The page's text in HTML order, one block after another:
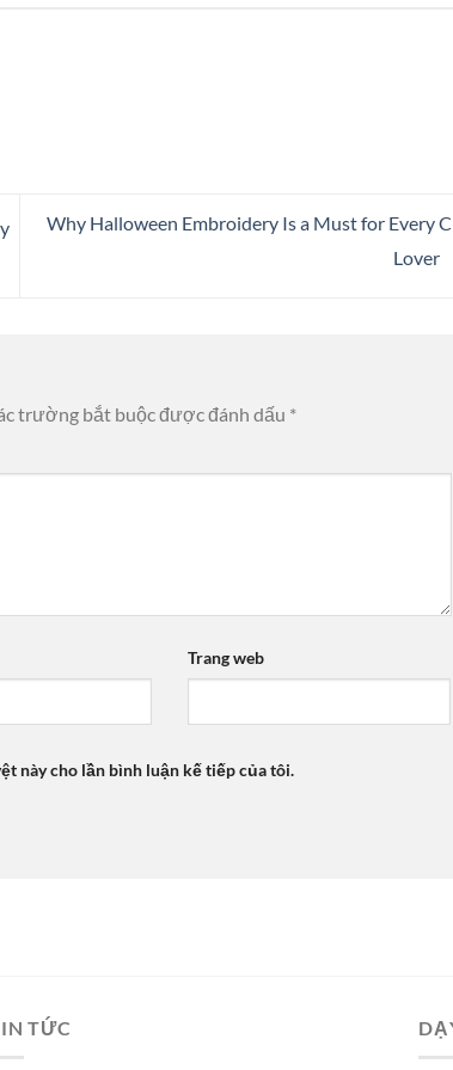
Why Halloween Embroidery Is a Must for Every
Lover
trường bắt buộc được đánh dấu *
Trang web
này cho lần bình luận kế tiếp của tôi.
TỨC